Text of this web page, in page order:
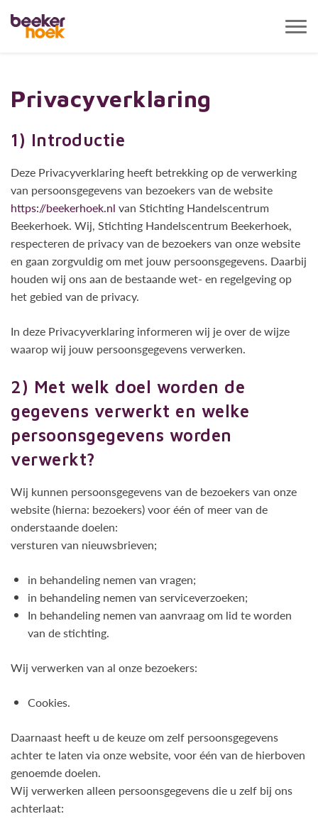
Privacyverklaring
1) Introductie
Deze Privacyverklaring heeft betrekking op de verwerking
van persoonsgegevens van bezoekers van de website
https://beekerhoek.nl van Stichting Handelscentrum
Beekerhoek. Wij, Stichting Handelscentrum Beekerhoek,
respecteren de privacy van de bezoekers van onze website
en gaan zorgvuldig om met jouw persoonsgegevens. Daarbij
houden wij ons aan de bestaande wet- en regelgeving op
het gebied van de privacy.
In deze Privacyverklaring informeren wij je over de wijze
waarop wij jouw persoonsgegevens verwerken.
2) Met welk doel worden de
gegevens verwerkt en welke
persoonsgegevens worden
verwerkt?
Wij kunnen persoonsgegevens van de bezoekers van onze
website (hierna: bezoekers) voor één of meer van de
onderstaande doelen:
versturen van nieuwsbrieven;
in behandeling nemen van vragen;
in behandeling nemen van serviceverzoeken;
In behandeling nemen van aanvraag om lid te worden
van de stichting.
Wij verwerken van al onze bezoekers:
Cookies.
Daarnaast heeft u de keuze om zelf persoonsgegevens
achter te laten via onze website, voor één van de hierboven
genoemde doelen.
Wij verwerken alleen persoonsgegevens die u zelf bij ons
achterlaat: